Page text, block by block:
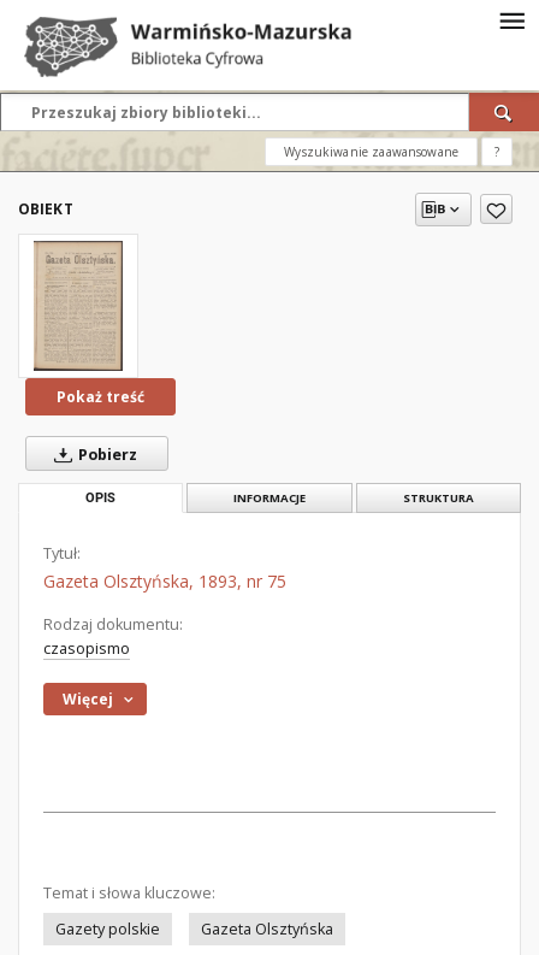
Wyszukiwanie zaawansowane ?
OBIEKT
Pokaż treść
Pobierz
OPIS INFORMACJE STRUKTURA
Tytuł:
Gazeta Olsztyńska, 1893, nr 75
Rodzaj dokumentu:
czasopismo
Więcej
Temat i słowa kluczowe:
Gazety polskie
Gazeta Olsztyńska